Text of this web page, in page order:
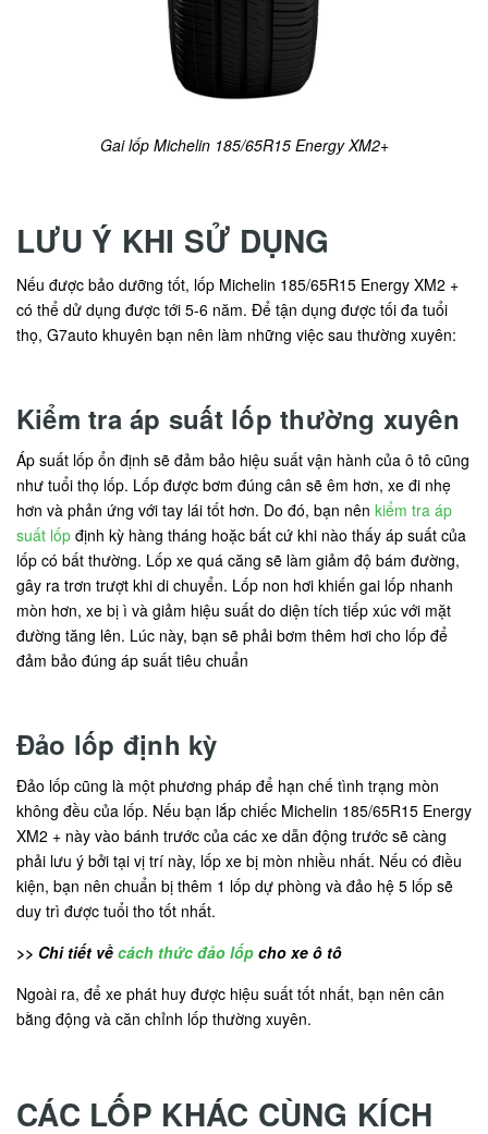
Gai lốp Michelin 185/65R15 Energy XM2+
LƯU Ý KHI SỬ DỤNG
Nếu được bảo dưỡng tốt, lốp Michelin 185/65R15 Energy XM2 +
có thể dử dụng được tới 5-6 năm. Để tận dụng được tối đa tuổi
thọ, G7auto khuyên bạn nên làm những việc sau thường xuyên:
Kiểm tra áp suất lốp thường xuyên
Áp suất lốp ổn định sẽ đảm bảo hiệu suất vận hành của ô tô cũng
như tuổi thọ lốp. Lốp được bơm đúng cân sẽ êm hơn, xe đi nhẹ
hơn và phản ứng với tay lái tốt hơn. Do đó, bạn nên kiểm tra áp
suất lốp định kỳ hàng tháng hoặc bất cứ khi nào thấy áp suất của
lốp có bất thường. Lốp xe quá căng sẽ làm giảm độ bám đường,
gây ra trơn trượt khi di chuyển. Lốp non hơi khiến gai lốp nhanh
mòn hơn, xe bị ì và giảm hiệu suất do diện tích tiếp xúc với mặt
đường tăng lên. Lúc này, bạn sẽ phải bơm thêm hơi cho lốp để
đảm bảo đúng áp suất tiêu chuẩn
Đảo lốp định kỳ
Đảo lốp cũng là một phương pháp để hạn chế tình trạng mòn
không đều của lốp. Nếu bạn lắp chiếc Michelin 185/65R15 Energy
XM2 + này vào bánh trước của các xe dẫn động trước sẽ càng
phải lưu ý bởi tại vị trí này, lốp xe bị mòn nhiều nhất. Nếu có điều
kiện, bạn nên chuẩn bị thêm 1 lốp dự phòng và đảo hệ 5 lốp sẽ
duy trì được tuổi tho tốt nhất.
>> Chi tiết về cách thức đảo lốp cho xe ô tô
Ngoài ra, để xe phát huy được hiệu suất tốt nhất, bạn nên cân
bằng động và căn chỉnh lốp thường xuyên.
CÁC LỐP KHÁC CÙNG KÍCH